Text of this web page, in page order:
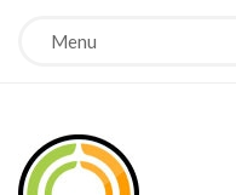
Menu